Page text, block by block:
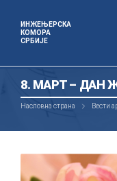
ИНЖЕЊЕРСКА
КОМОРА
СРБИЈЕ
8. МАРТ – ДАН
Насловна страна Вести